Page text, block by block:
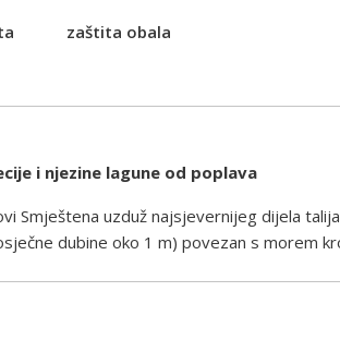
zaštita obala
i njezine lagune od poplava
Smještena uzduž najsjevernijeg dijela
dubine oko 1 m) povezan s morem